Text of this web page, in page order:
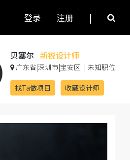
登录 注册 |
贝塞尔 新锐设计师
广东省|深圳市|宝安区 | 未知职位
找Ta做项目 收藏设计师